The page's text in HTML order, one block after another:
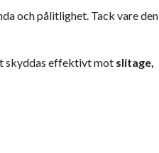
och pålitlighet. Tack vare den
skyddas effektivt mot slitage,